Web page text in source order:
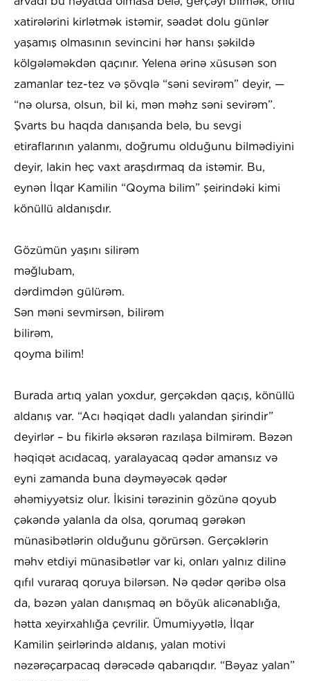
xatirələrini kirlətmək istəmir, səadət dolu günlər
yaşamış olmasının sevincini hər hansı şəkildə
kölgələməkdən qaçınır. Yelena ərinə xüsusən son
zamanlar tez-tez və şövqlə “səni sevirəm” deyir, —
“nə olursa, olsun, bil ki, mən məhz səni sevirəm”.
Şvarts bu haqda danışanda belə, bu sevgi
etiraflarının yalanmı, doğrumu olduğunu bilmədiyini
deyir, lakin heç vaxt araşdırmaq da istəmir. Bu,
eynən İlqar Kamilin “Qoyma bilim” şeirindəki kimi
könüllü aldanışdır.
Gözümün yaşını silirəm
məğlubam,
dərdimdən gülürəm.
Sən məni sevmirsən, bilirəm
bilirəm,
qoyma bilim!
Burada artıq yalan yoxdur, gerçəkdən qaçış, könüllü
aldanış var. “Acı həqiqət dadlı yalandan şirindir”
deyirlər – bu fikirlə əksərən razılaşa bilmirəm. Bəzən
həqiqət acıdacaq, yaralayacaq qədər amansız və
eyni zamanda buna dəyməyəcək qədər
əhəmiyyətsiz olur. İkisini tərəzinin gözünə qoyub
çəkəndə yalanla da olsa, qorumaq gərəkən
münasibətlərin olduğunu görürsən. Gerçəklərin
məhv etdiyi münasibətlər var ki, onları yalnız dilinə
qıfıl vuraraq qoruya bilərsən. Nə qədər qəribə olsa
da, bəzən yalan danışmaq ən böyük alicənablığa,
hətta xeyirxahlığa çevrilir. Ümumiyyətlə, İlqar
Kamilin şeirlərində aldanış, yalan motivi
nəzərəçarpacaq dərəcədə qabarıqdır. “Bəyaz yalan”